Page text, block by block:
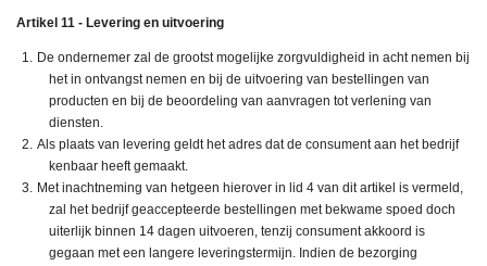
Artikel 11 - Levering en uitvoering
De ondernemer zal de grootst mogelijke zorgvuldigheid in acht nemen bij
het in ontvangst nemen en bij de uitvoering van bestellingen van
producten en bij de beoordeling van aanvragen tot verlening van
diensten.
Als plaats van levering geldt het adres dat de consument aan het bedrijf
kenbaar heeft gemaakt.
Met inachtneming van hetgeen hierover in lid 4 van dit artikel is vermeld,
zal het bedrijf geaccepteerde bestellingen met bekwame spoed doch
uiterlijk binnen 14 dagen uitvoeren, tenzij consument akkoord is
gegaan met een langere leveringstermijn. Indien de bezorging